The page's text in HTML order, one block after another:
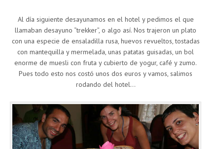
Al día siguiente desayunamos en el hotel y pedimos el que
llamaban desayuno “trekker”, o algo así. Nos trajeron un plato
con una especie de ensaladilla rusa, huevos revueltos, tostadas
con mantequilla y mermelada, unas patatas guisadas, un bol
enorme de muesli con fruta y cubierto de yogur, café y zumo.
Pues todo esto nos costó unos dos euros y vamos, salimos
rodando del hotel…